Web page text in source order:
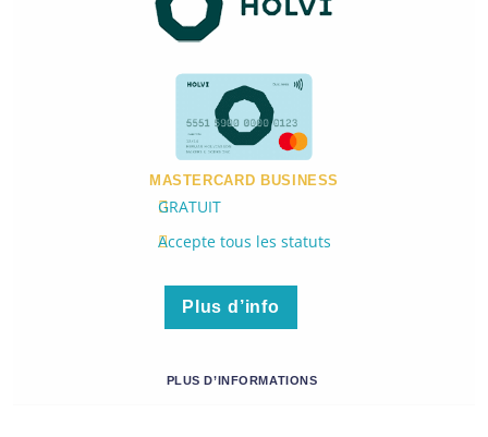
MASTERCARD BUSINESS
GRATUIT
Accepte tous les statuts
Plus d’info
PLUS D’INFORMATIONS